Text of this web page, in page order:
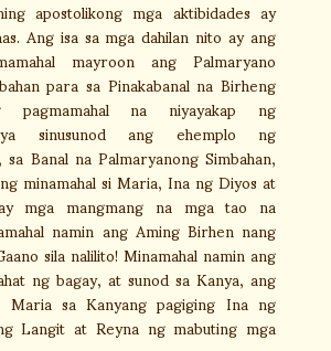
apostolikong mga aktibidades ay
Ang isa sa mga dahilan nito ay ang
mayroon ang Palmaryano
para sa Pinakabanal na Birheng
pagmamahal na niyayakap ng
sinusunod ang ehemplo ng
Banal na Palmaryanong Simbahan,
minamahal si Maria, Ina ng Diyos at
mga mangmang na mga tao na
namin ang Aming Birhen nang
sila nalilito! Minamahal namin ang
ng bagay, at sunod sa Kanya, ang
Maria sa Kanyang pagiging Ina ng
Langit at Reyna ng mabuting mga